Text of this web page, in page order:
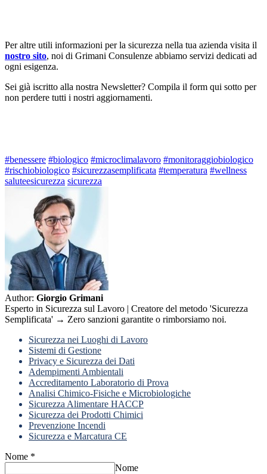
Per altre utili informazioni per la sicurezza nella tua azienda visita il
nostro sito, noi di Grimani Consulenze abbiamo servizi dedicati ad
ogni esigenza.
Sei già iscritto alla nostra Newsletter? Compila il form qui sotto per
non perdere tutti i nostri aggiornamenti.
#benessere #biologico #microclimalavoro #monitoraggiobiologico
#rischiobiologico #sicurezzasemplificata #temperatura #wellness
saluteesicurezza sicurezza
Author: Giorgio Grimani
Esperto in Sicurezza sul Lavoro | Creatore del metodo 'Sicurezza
Semplificata' → Zero sanzioni garantite o rimborsiamo noi.
Sicurezza nei Luoghi di Lavoro
Sistemi di Gestione
Privacy e Sicurezza dei Dati
Adempimenti Ambientali
Accreditamento Laboratorio di Prova
Analisi Chimico-Fisiche e Microbiologiche
Sicurezza Alimentare HACCP
Sicurezza dei Prodotti Chimici
Prevenzione Incendi
Sicurezza e Marcatura CE
Nome *
Nome